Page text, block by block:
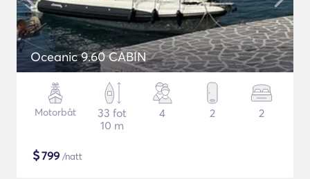
Oceanic 9.60 CABIN
Motorbåt
33 fot
10 m
4 2 2
$799 /natt